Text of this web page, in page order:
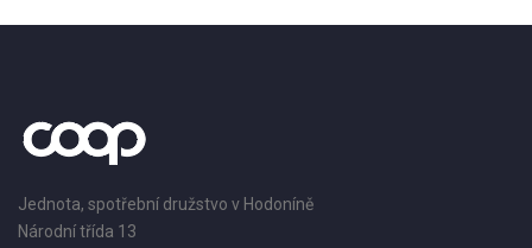
Jednota, spotřební družstvo v Hodoníně
Národní třída 13